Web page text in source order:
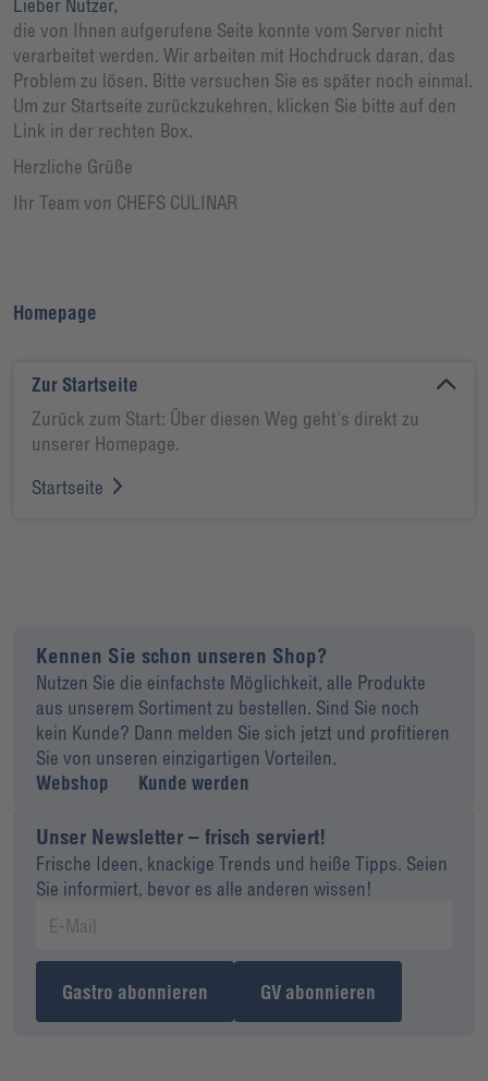
Lieber Nutzer,
die von Ihnen aufgerufene Seite konnte vom Server nicht
verarbeitet werden. Wir arbeiten mit Hochdruck daran, das
Problem zu lösen. Bitte versuchen Sie es später noch einmal.
Um zur Startseite zurückzukehren, klicken Sie bitte auf den
Link in der rechten Box.
Herzliche Grüße
Ihr Team von CHEFS CULINAR
Homepage
Zur Startseite
Zurück zum Start: Über diesen Weg geht's direkt zu
unserer Homepage.
Startseite
Kennen Sie schon unseren Shop?
Nutzen Sie die einfachste Möglichkeit, alle Produkte
aus unserem Sortiment zu bestellen. Sind Sie noch
kein Kunde? Dann melden Sie sich jetzt und profitieren
Sie von unseren einzigartigen Vorteilen.
Webshop
Kunde werden
Unser Newsletter – frisch serviert!
Frische Ideen, knackige Trends und heiße Tipps. Seien
Sie informiert, bevor es alle anderen wissen!
Gastro abonnieren GV abonnieren